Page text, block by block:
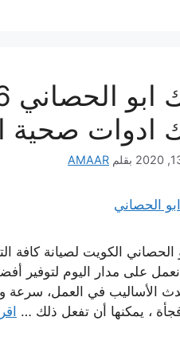
ادوات صحية
بقلم AMAAR
الحصاني الكويت لصيانة كافة
نعمل على مدار اليوم لتوفير
الأساليب في العمل، سرعة
فجأة ، يمكنها أن تفعل ذلك …